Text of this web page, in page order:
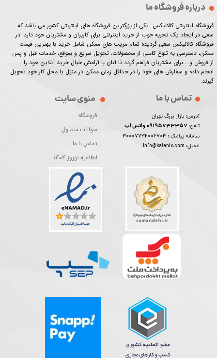
درباره فروشگاه ما
فروشگاه اینترنتی کالانیکس یکی از بزرگترین فروشگاه های اینترنتی کشور می باشد که
سعی در ایجاد یک تجربه خوب از خرید اینترنتی برای کاربران و مشتریان خود دارد. در
فروشگاه کالانیکس سعی گردیده تمام مزیت های ممکن شامل خرید با بهترین قیمت
ممکن، دسترسی به تنوع کاملی از محصولات، تحویل سریع و بموقع، خدمات قبل و پس
از فروش و ...برای مشتریان فراهم گردد تا آنان با آرامش خیال خرید آنلاین خود را
انجام داده و سفارش های خود را در حداقل زمان ممکن در منزل یا محل کار خود تحویل
گیرند.​​​​​​​
منوی سایت
فروشگاه
سوالات متداول
تماس با ما
اطلاعیه نوروز 1404
تماس با ما
آدرس: بازار بزرگ تهران
تلفن:
سامانه پیامک : 30007732006704
ایمیل: info@kalanix.com